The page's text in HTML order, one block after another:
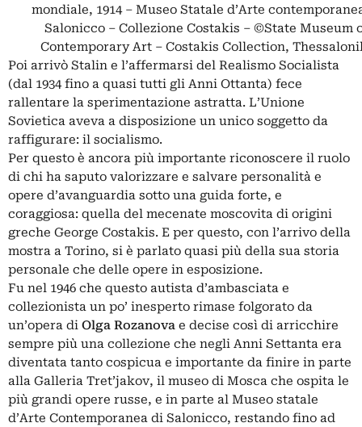
mondiale, 1914 – Museo Statale d’Arte
Salonicco – Collezione Costakis – ©State Museum
Contemporary Art – Costakis Collection,
Poi arrivò Stalin e l’affermarsi del Realismo Socialista
(dal 1934 fino a quasi tutti gli Anni Ottanta) fece
rallentare la sperimentazione astratta. L’Unione
Sovietica aveva a disposizione un unico soggetto da
raffigurare: il socialismo.
Per questo è ancora più importante riconoscere il ruolo
di chi ha saputo valorizzare e salvare personalità e
opere d’avanguardia sotto una guida forte, e
coraggiosa: quella del mecenate moscovita di origini
greche George Costakis. E per questo, con l’arrivo della
mostra a Torino, si è parlato quasi più della sua storia
personale che delle opere in esposizione.
Fu nel 1946 che questo autista d’ambasciata e
collezionista un po’ inesperto rimase folgorato da
un’opera di Olga Rozanova e decise così di arricchire
sempre più una collezione che negli Anni Settanta era
diventata tanto cospicua e importante da finire in parte
alla Galleria Tret’jakov, il museo di Mosca che ospita le
più grandi opere russe, e in parte al Museo statale
d’Arte Contemporanea di Salonicco, restando fino ad